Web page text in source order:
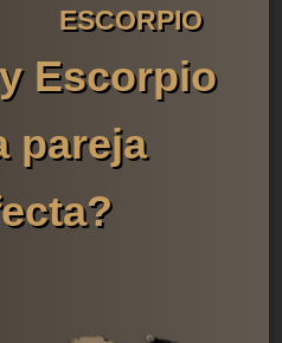
ESCORPIO
Escorpio
pareja